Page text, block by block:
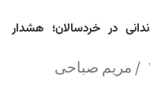
در خردسالان؛ هشدار
مریم صباحی